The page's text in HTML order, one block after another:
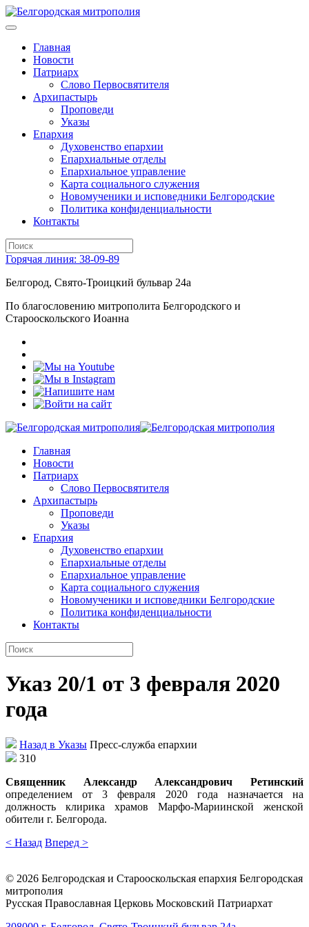
Главная
Новости
Патриарх
Слово Первосвятителя
Архипастырь
Проповеди
Указы
Епархия
Духовенство епархии
Епархиальные отделы
Епархиальное управление
Карта социального служения
Новомученики и исповедники Белгородские
Политика конфиденциальности
Контакты
Горячая линия: 38-09-89
Белгород, Свято-Троицкий бульвар 24а
По благословению митрополита Белгородского и
Старооскольского Иоанна
Главная
Новости
Патриарх
Слово Первосвятителя
Архипастырь
Проповеди
Указы
Епархия
Духовенство епархии
Епархиальные отделы
Епархиальное управление
Карта социального служения
Новомученики и исповедники Белгородские
Политика конфиденциальности
Контакты
Указ 20/1 от 3 февраля 2020
года
Назад в Указы Пресс-служба епархии
310
Священник Александр Александрович Ретинский
определением от 3 февраля 2020 года назначается на
должность клирика храмов Марфо-Мариинской женской
обители г. Белгорода.
< Назад Вперед >
© 2026 Белгородская и Старооскольская епархия Белгородская
митрополия
Русская Православная Церковь Московский Патриархат